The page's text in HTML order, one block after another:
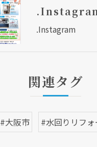
.Instagram
関連タグ
#大阪市 #水回りリフォ